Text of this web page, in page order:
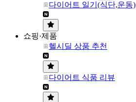
다이어트 일기(식단,운동)
쇼핑·제품
헬시딜 상품 추천
다이어트 식품 리뷰